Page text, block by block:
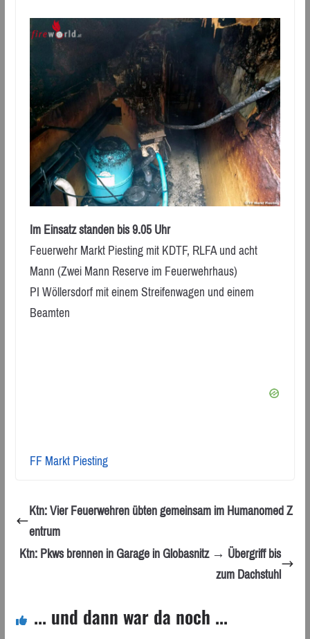
Im Einsatz standen bis 9.05 Uhr
Feuerwehr Markt Piesting mit KDTF, RLFA und acht
Mann (Zwei Mann Reserve im Feuerwehrhaus)
PI Wöllersdorf mit einem Streifenwagen und einem
Beamten
FF Markt Piesting
Ktn: Vier Feuerwehren übten gemeinsam im Humanomed Z
entrum
Ktn: Pkws brennen in Garage in Globasnitz → Übergriff bis
zum Dachstuhl
... und dann war da noch ...